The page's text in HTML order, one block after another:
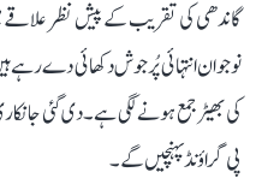
گاندھی کی تقریب کے پیش نظر علاقے
نوجوان انتہائی پُرجوش دکھائی دے رہے
پی گراؤنڈ پہنچیں گے۔